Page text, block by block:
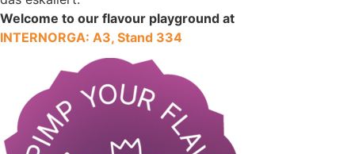
Welcome to our flavour playground at
INTERNORGA: A3, Stand 334